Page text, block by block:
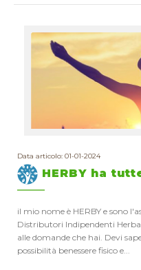
Data articolo: 01-01-2024
HERBY ha
il mio nome è HERBY e sono
Distributori Indipendenti
alle domande che hai. Devi
possibilità benessere fisico e...